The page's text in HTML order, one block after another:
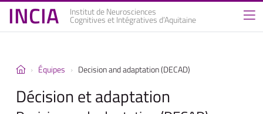
INCIA Institut de Neurosciences
Cognitives et Intégratives d’Aquitaine
Équipes Decision and adaptation (DECAD)
Décision et adaptation